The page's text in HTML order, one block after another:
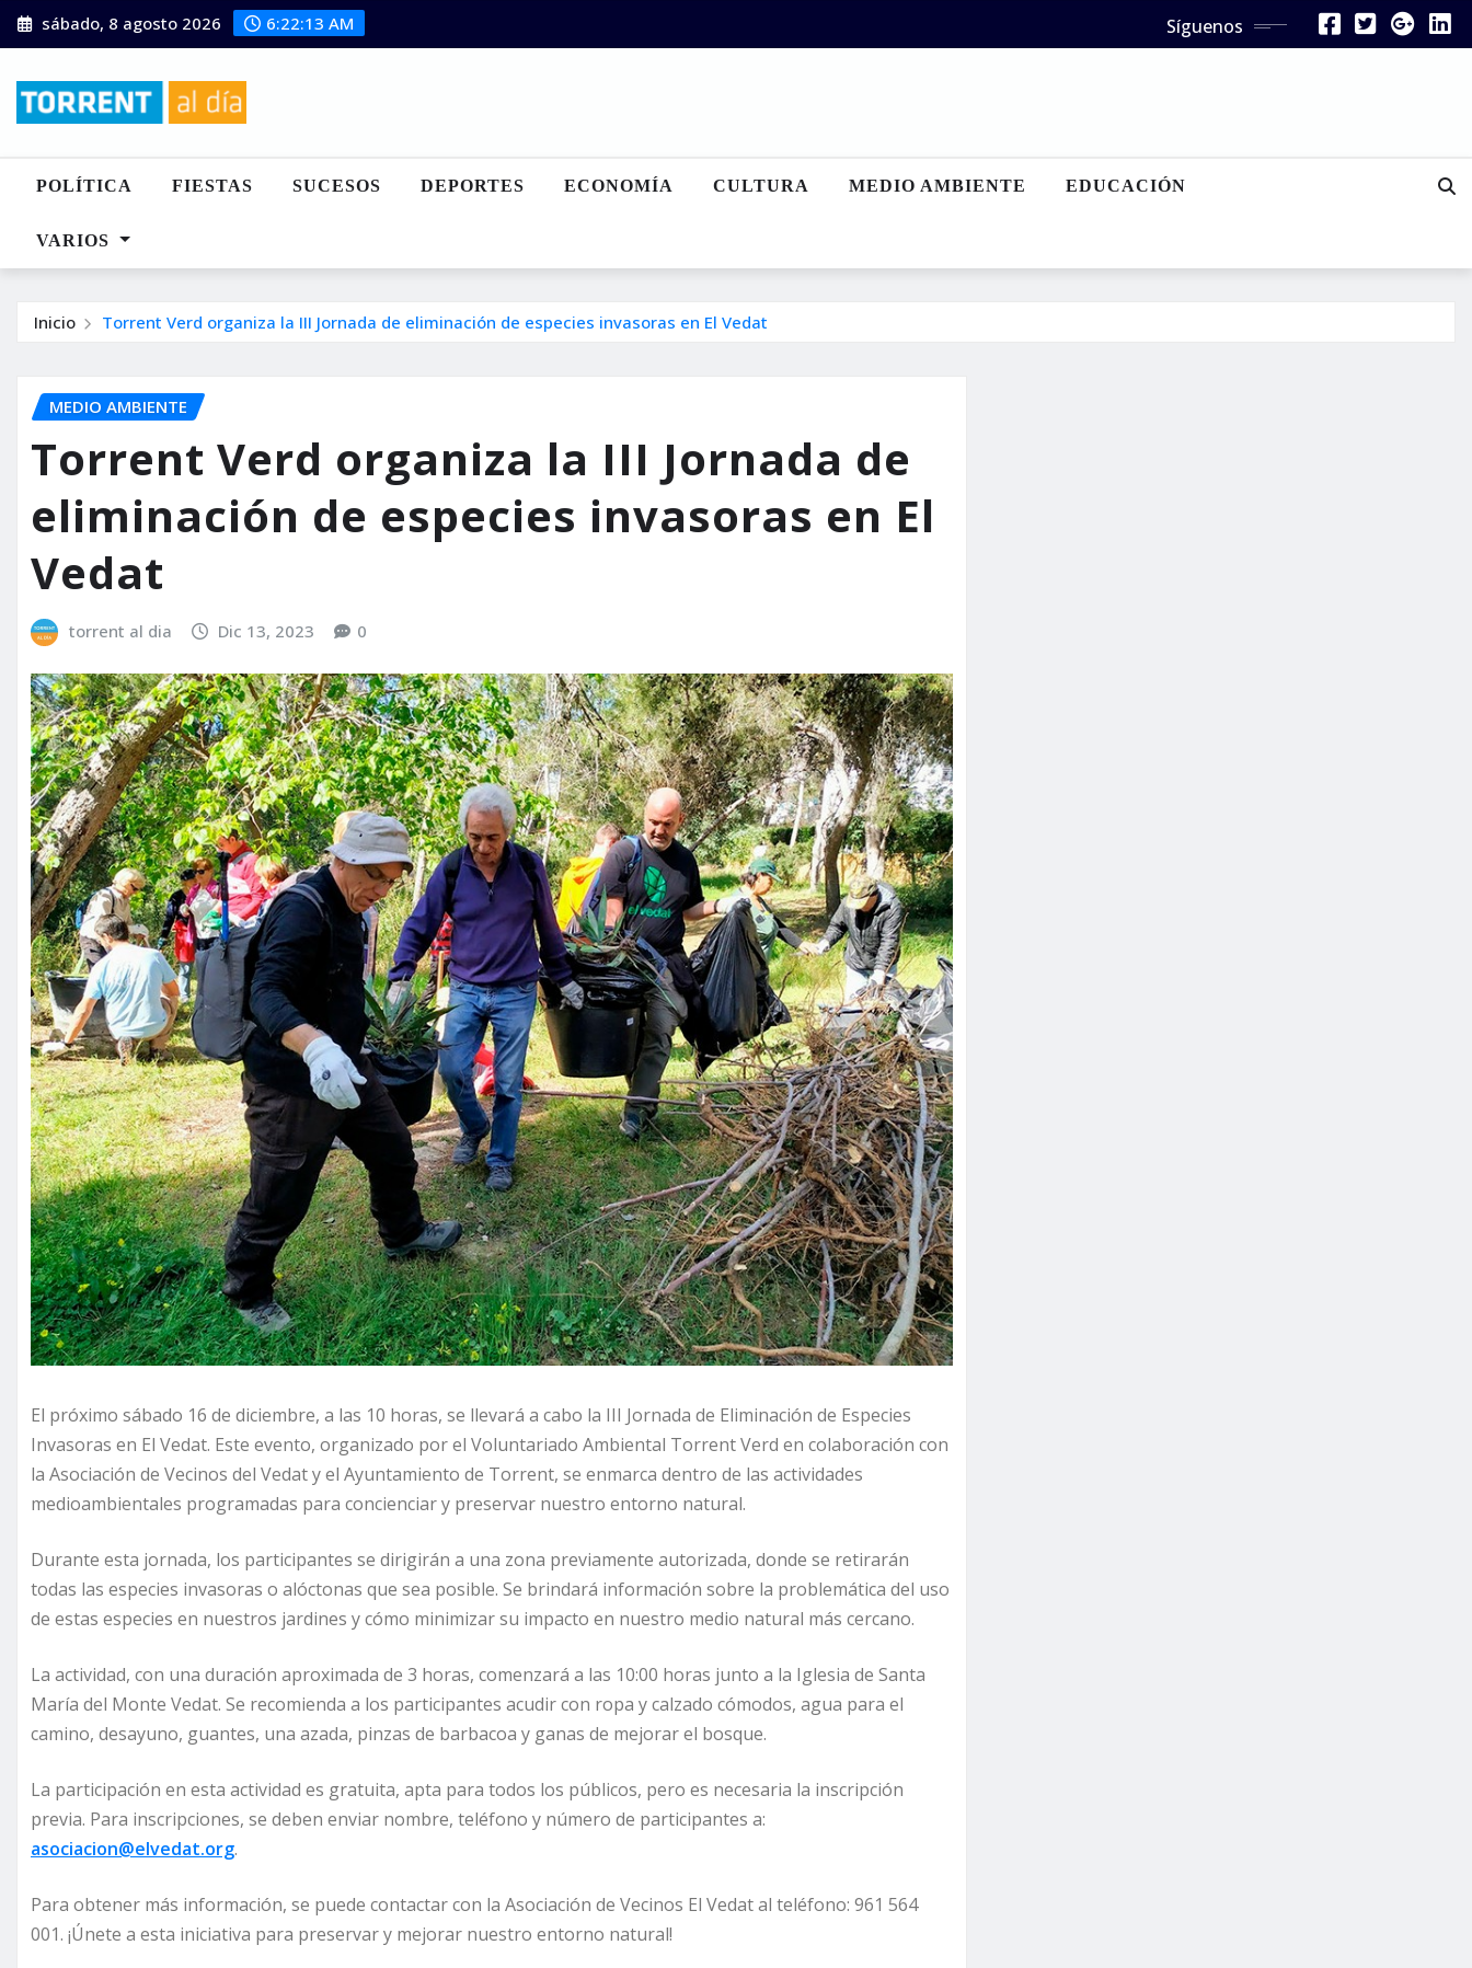
Saltar
al
sábado, 8 agosto 2026 6:22:15 AM Síguenos
POLÍTICA FIESTAS SUCESOS DEPORTES ECONOMÍA CULTURA MEDIO AMBIENTE EDUCACIÓN
VARIOS
Inicio Torrent Verd organiza la III Jornada de eliminación de especies invasoras en El Vedat
MEDIO AMBIENTE
Torrent Verd organiza la III Jornada de
eliminación de especies invasoras en El
Vedat
torrent al dia Dic 13, 2023 0
El próximo sábado 16 de diciembre, a las 10 horas, se llevará a cabo la III Jornada de Eliminación de Especies
Invasoras en El Vedat. Este evento, organizado por el Voluntariado Ambiental Torrent Verd en colaboración con
la Asociación de Vecinos del Vedat y el Ayuntamiento de Torrent, se enmarca dentro de las actividades
medioambientales programadas para concienciar y preservar nuestro entorno natural.
Durante esta jornada, los participantes se dirigirán a una zona previamente autorizada, donde se retirarán
todas las especies invasoras o alóctonas que sea posible. Se brindará información sobre la problemática del uso
de estas especies en nuestros jardines y cómo minimizar su impacto en nuestro medio natural más cercano.
La actividad, con una duración aproximada de 3 horas, comenzará a las 10:00 horas junto a la Iglesia de Santa
María del Monte Vedat. Se recomienda a los participantes acudir con ropa y calzado cómodos, agua para el
camino, desayuno, guantes, una azada, pinzas de barbacoa y ganas de mejorar el bosque.
La participación en esta actividad es gratuita, apta para todos los públicos, pero es necesaria la inscripción
previa. Para inscripciones, se deben enviar nombre, teléfono y número de participantes a:
asociacion@elvedat.org.
Para obtener más información, se puede contactar con la Asociación de Vecinos El Vedat al teléfono: 961 564
001. ¡Únete a esta iniciativa para preservar y mejorar nuestro entorno natural!